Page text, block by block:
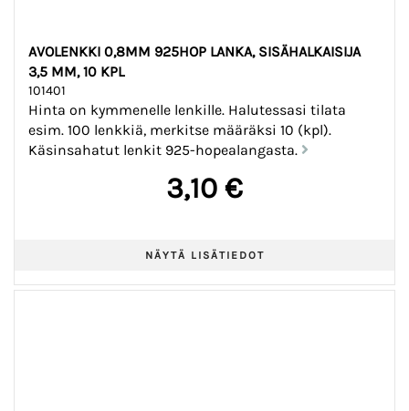
AVOLENKKI 0,8MM 925HOP LANKA, SISÄHALKAISIJA
3,5 MM, 10 KPL
101401
Hinta on kymmenelle lenkille. Halutessasi tilata
esim. 100 lenkkiä, merkitse määräksi 10 (kpl).
Käsinsahatut lenkit 925-hopealangasta.
3,10 €